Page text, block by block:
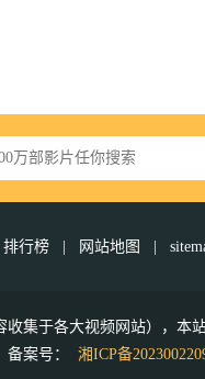
排行榜 | 网站地图 |
集于各大视频网站），本
备案号： 湘ICP备